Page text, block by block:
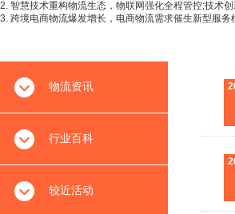
2. 智慧技术重构物流生态，‌物联网强化全程管控;技术
3.‌ 跨境电商物流爆发增长，电商物流需求催生新型服务
物流资讯
行业百科
较近活动